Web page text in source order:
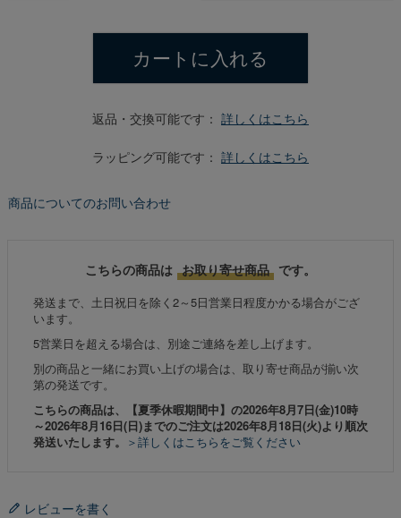
カートに入れる
返品・交換可能です： 詳しくはこちら
ラッピング可能です： 詳しくはこちら
商品についてのお問い合わせ
こちらの商品は お取り寄せ商品 です。
発送まで、土日祝日を除く2～5日営業日程度かかる場合がござ
います。
5営業日を超える場合は、別途ご連絡を差し上げます。
別の商品と一緒にお買い上げの場合は、取り寄せ商品が揃い次
第の発送です。
こちらの商品は、【夏季休暇期間中】の2026年8月7日(金)10時
～2026年8月16日(日)までのご注文は2026年8月18日(火)より順次
発送いたします。
＞詳しくはこちらをご覧ください
レビューを書く